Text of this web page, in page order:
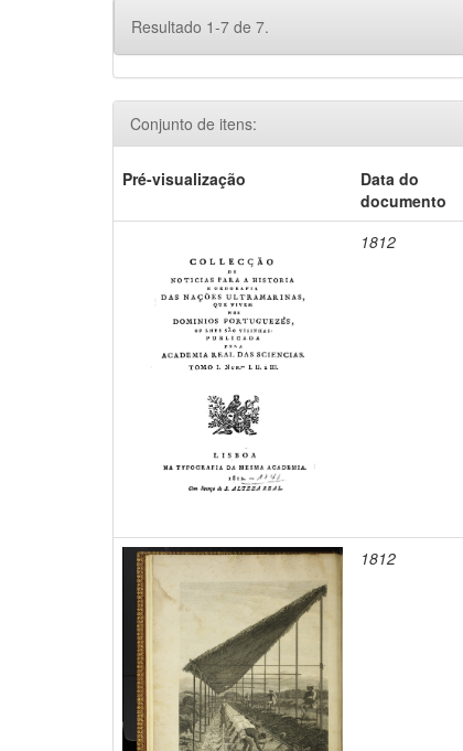
Resultado 1-7 de 7.
Conjunto de itens:
Pré-visualização
Data do
documento
1812
1812